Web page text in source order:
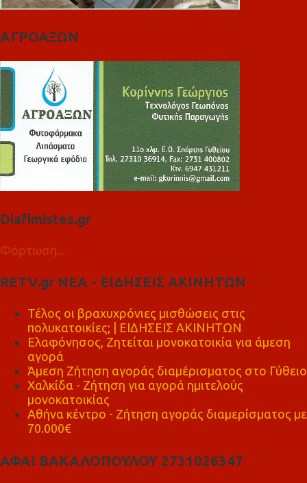
ΑΓΡΟΑΞΩΝ
Diafimistes.gr
Φόρτωση...
RETV.gr ΝΕΑ - ΕΙΔΗΣΕΙΣ ΑΚΙΝΗΤΩΝ
Τέλος οι βραχυχρόνιες μισθώσεις στις
πολυκατοικίες; | ΕΙΔΗΣΕΙΣ ΑΚΙΝΗΤΩΝ
Ελαφόνησος, Ζητείται μονοκατοικία για άμεση
αγορά
Άμεση Ζήτηση αγοράς διαμέρισματος στο Γύθειο
Χαλκίδα - Ζήτηση για αγορά ημιτελούς
μονοκατοικίας
Αθήνα κέντρο - Ζήτηση αγοράς διαμερίσματος με
70.000€
ΑΦΑΙ ΒΑΚΑΛΟΠΟΥΛΟΥ 2731026347